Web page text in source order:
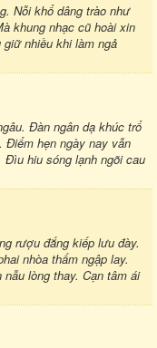
Nỗi khổ dâng trào như
khung nhạc cũ hoài xin
nhiều khi làm ngả
Đàn ngân dạ khúc trổ
hẹn ngày nay vẫn
hiu sóng lạnh ngõi cau
rượu đắng kiếp lưu đày.
nhòa thấm ngập lay.
lòng thay. Cạn tâm ái